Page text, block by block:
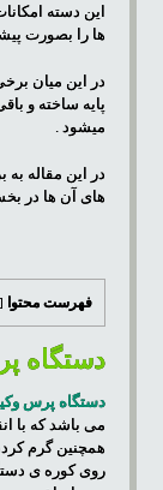
این دسته
ها را بصورت
در این میان
پایه ساخته و
میشود .
در این مقاله به
های آن ها در
فهرست محتوا
دستگاه
دستگاه پرس
می باشد که با
همچنین گرم
روی کوره ی